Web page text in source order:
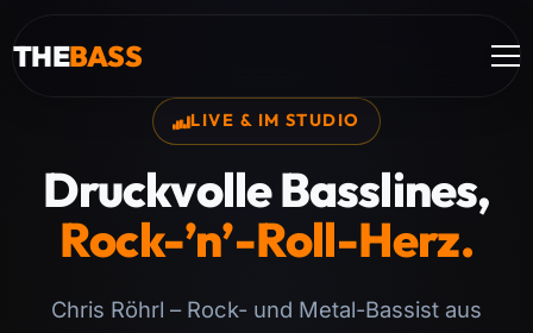
THEBASS
LIVE & IM STUDIO
Druckvolle Basslines,
Rock-’n’-Roll-Herz.
Chris Röhrl – Rock- und Metal-Bassist aus